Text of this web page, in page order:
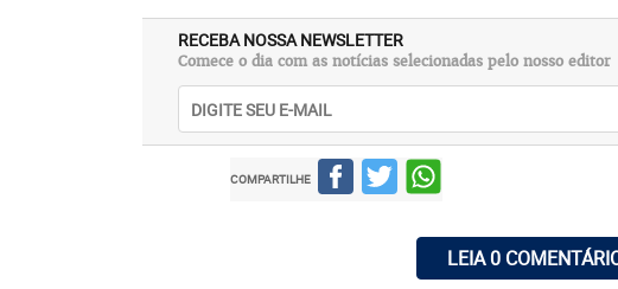
RECEBA NOSSA NEWSLETTER
Comece o dia com as notícias selecionadas pelo nosso editor
COMPARTILHE
LEIA 0